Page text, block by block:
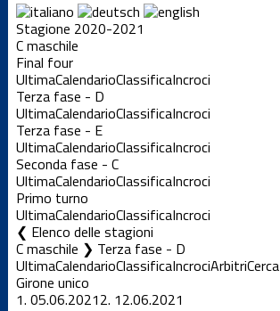
Stagione 2020-2021
C maschile
Final four
UltimaCalendarioClassificaIncroci
Terza fase - D
UltimaCalendarioClassificaIncroci
Terza fase - E
UltimaCalendarioClassificaIncroci
Seconda fase - C
UltimaCalendarioClassificaIncroci
Primo turno
UltimaCalendarioClassificaIncroci
Elenco delle stagioni
C maschile ❯ Terza fase - D
UltimaCalendarioClassificaIncrociArbitriCerca
Girone unico
1. 05.06.20212. 12.06.2021